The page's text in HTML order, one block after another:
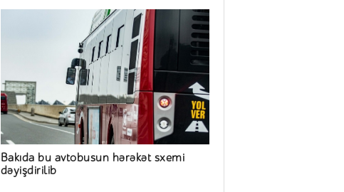
Bakıda bu avtobusun hərəkət sxemi
dəyişdirilib